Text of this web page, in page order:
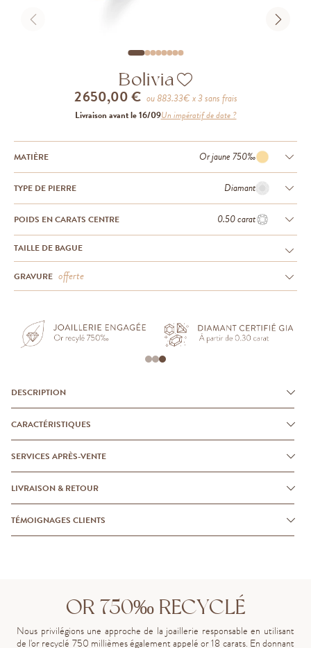
Bolivia
2 650,00 € ou883.33€ x 3 sans frais
Livraison avant le 16/09Un impératif de date ?
MATIÈRE Or jaune 750‰
TYPE DE PIERRE Diamant
POIDS EN CARATS CENTRE 0.50 carat
TAILLE DE BAGUE
GRAVURE offerte
DESCRIPTION
CARACTÉRISTIQUES
SERVICES APRÈS-VENTE
LIVRAISON & RETOUR
TÉMOIGNAGES CLIENTS
OR 750‰ RECYCLÉ
Nous privilégions une approche de la joaillerie responsable en utilisant
de l'or recyclé 750 millièmes également appelé or 18 carats. En donnant